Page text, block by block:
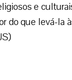
e
do que levá-la